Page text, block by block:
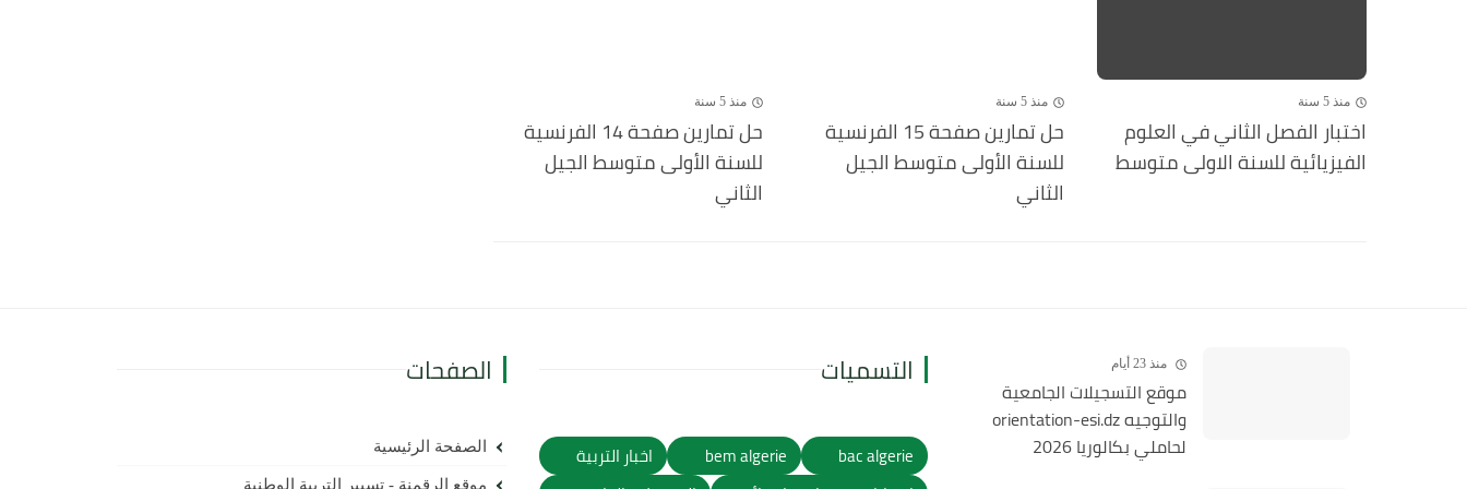
منذ 5 سنة
اختبار الفصل الثاني في العلوم
الفيزيائية للسنة الاولى متوسط
منذ 5 سنة
حل تمارين صفحة 15 الفرنسية
للسنة الأولى متوسط الجيل
الثاني
منذ 5 سنة
حل تمارين صفحة 14 الفرنسية
للسنة الأولى متوسط الجيل
الثاني
منذ 23 أيام
موقع التسجيلات الجامعية
والتوجيه orientation-esi.dz
لحاملي بكالوريا 2026
التسميات
bac algerie
bem algerie
اخبار التربية
الصفحات
الصفحة الرئيسية
موقع الرقمنة - تسيير التربية الوطنية